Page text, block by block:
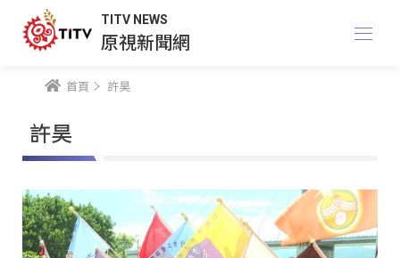
TITV NEWS
原視新聞網
首頁 許昊
許昊